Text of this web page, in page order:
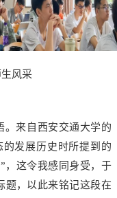
风采
。来自西安交通大学的
发展历史时所提到的
，这令我感同身受，于
题，以此来铭记这段在